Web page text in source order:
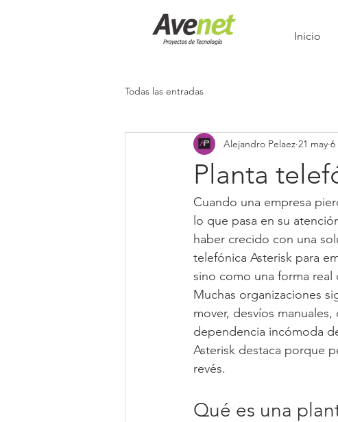
Inicio
Todas las entradas
Planta
Alejandro Pelaez 21 may 6
Cuando una empresa
lo que pasa en su
haber crecido con una
telefónica Asterisk para
sino como una forma
Muchas organizaciones
mover, desvíos
dependencia incómoda
Asterisk destaca porque
revés.
Qué es una